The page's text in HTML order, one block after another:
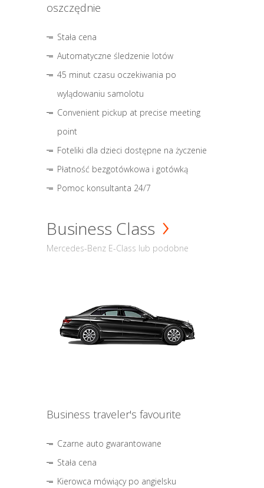
oszczędnie
Stała cena
Automatyczne śledzenie lotów
45 minut czasu oczekiwania po
wylądowaniu samolotu
Convenient pickup at precise meeting
point
Foteliki dla dzieci dostępne na życzenie
Płatność bezgotówkowa i gotówką
Pomoc konsultanta 24/7
Business Class
Mercedes-Benz E-Class lub podobne
Business traveler's favourite
Czarne auto gwarantowane
Stała cena
Kierowca mówiący po angielsku